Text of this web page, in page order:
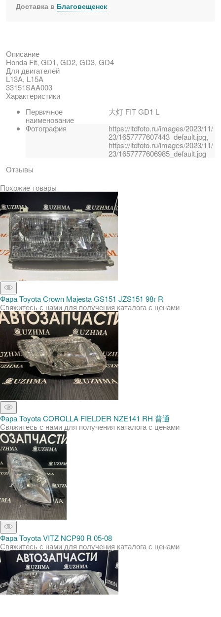
Доставка в Благовещенск
Описание
Honda Fit, GD1, GD2, GD3, GD4
Для двигателей
L13A, L15A
33151SAA003
Характеристики
Первичное
наименование
大灯 FIT GD1 L
Фотография
https://ltdfoto.ru/images/2023/11/
23/1657777607443_default.jpg,
https://ltdfoto.ru/images/2023/11/
23/1657777606985_default.jpg
Отзывы
Похожие товары
Фара Toyota Crown Majesta GS151 JZS151 98г R
Свяжитесь с нами для получения каталога с ценами
Фара Toyota COROLLA FIELDER NZE141 RH 普通
Свяжитесь с нами для получения каталога с ценами
Фара Toyota VITZ NCP90 R 05-08
Свяжитесь с нами для получения каталога с ценами